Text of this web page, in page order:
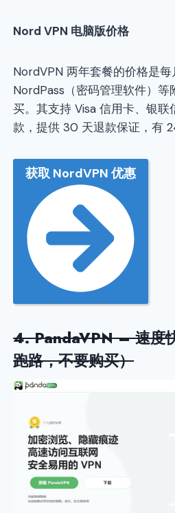
Nord VPN 电脑版价格
NordVPN 两年套餐的价格是每
NordPass（密码管理软件）等
买。其支持 Visa 信用卡、银
款，提供 30 天退款保证，有
获取 NordVPN 优惠
4.PandaVPN– 速度
跑路，不要购买）